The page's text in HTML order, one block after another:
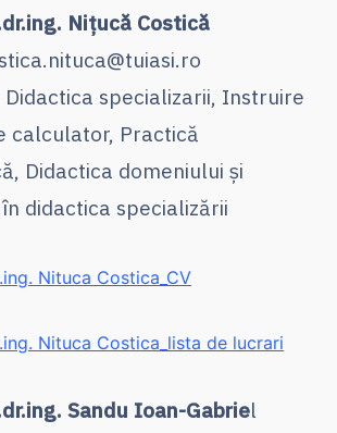
Niţucă Costică
Didactica specializarii, Instruire
calculator, Practică
Didactica domeniului și
didactica specializării
Nituca Costica_CV
Nituca Costica_lista de lucrari
Sandu Ioan-Gabriel